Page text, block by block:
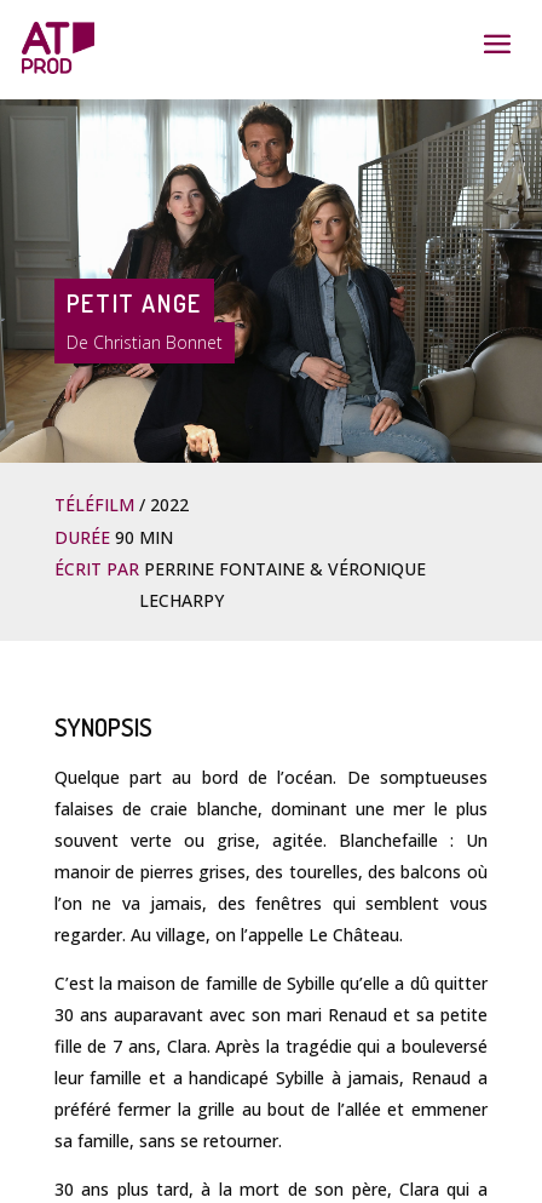
PETIT ANGE
Christian Bonnet
TÉLÉFILM
2022
DURÉE 90 MIN
ÉCRIT PAR PERRINE FONTAINE & VÉRONIQUE
LECHARPY
SYNOPSIS
Quelque part au bord de l’océan. De somptueuses
falaises de craie blanche, dominant une mer le plus
souvent verte ou grise, agitée. Blanchefaille : Un
manoir de pierres grises, des tourelles, des balcons où
l’on ne va jamais, des fenêtres qui semblent vous
regarder. Au village, on l’appelle Le Château.
C’est la maison de famille de Sybille qu’elle a dû quitter
30 ans auparavant avec son mari Renaud et sa petite
fille de 7 ans, Clara. Après la tragédie qui a bouleversé
leur famille et a handicapé Sybille à jamais, Renaud a
préféré fermer la grille au bout de l’allée et emmener
sa famille, sans se retourner.
30 ans plus tard, à la mort de son père, Clara qui a